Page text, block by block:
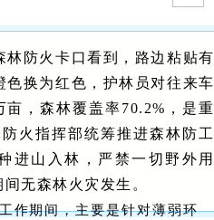
防火卡口看到，路边粘贴有
换为红色，护林员对往来车
，森林覆盖率70.2%，是重
火指挥部统筹推进森林防工
进山入林，严禁一切野外用
无森林火灾发生。
作期间，主要是针对薄弱环